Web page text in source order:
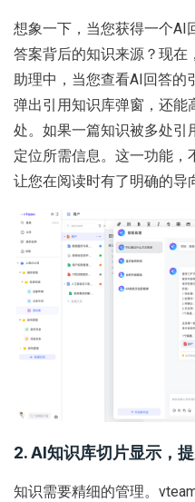
想象一下，当您获得一个AI
答案背后的知识来源？现在
助理中，当您查看AI回答的
弹出引用知识库弹窗，还能
处。如果一篇知识被多处引
定位所需信息。这一功能，
让您在阅读时有了明确的导
2. AI知识库切片显示，
知识需要精细的管理。